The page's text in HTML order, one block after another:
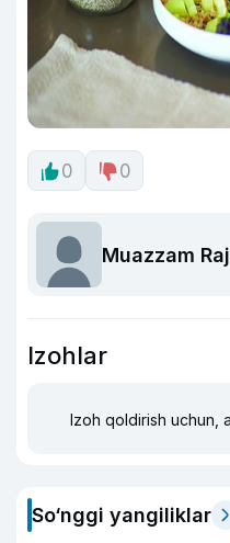
0 0
Muazzam
Izohlar
Izoh qoldirish uchun,
So‘nggi yangiliklar